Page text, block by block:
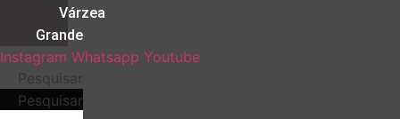
Várzea
Grande
Instagram Whatsapp Youtube
Pesquisar
Pesquisar